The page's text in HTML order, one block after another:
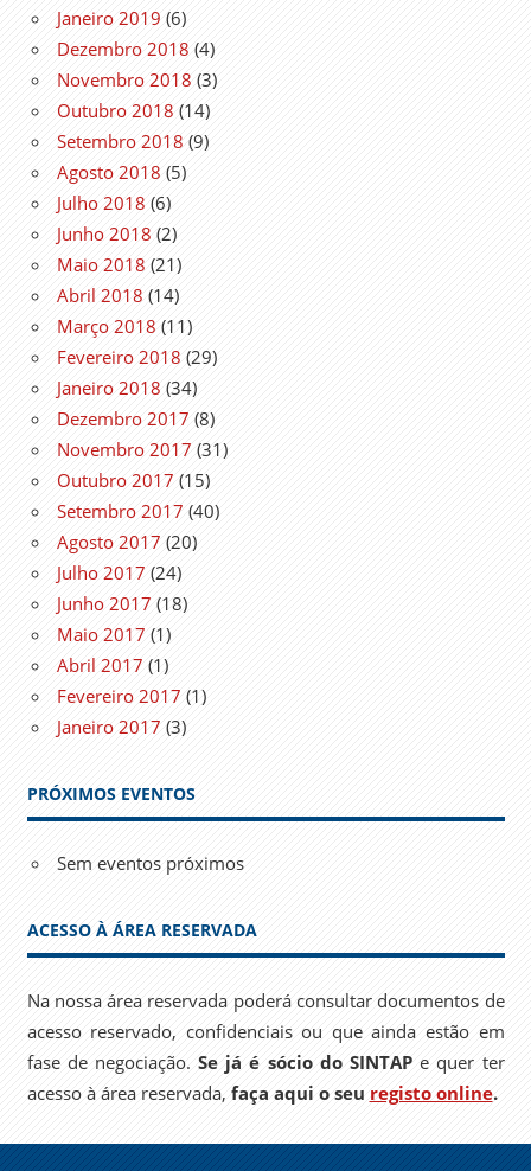
Janeiro 2019 (6)
Dezembro 2018 (4)
Novembro 2018 (3)
Outubro 2018 (14)
Setembro 2018 (9)
Agosto 2018 (5)
Julho 2018 (6)
Junho 2018 (2)
Maio 2018 (21)
Abril 2018 (14)
Março 2018 (11)
Fevereiro 2018 (29)
Janeiro 2018 (34)
Dezembro 2017 (8)
Novembro 2017 (31)
Outubro 2017 (15)
Setembro 2017 (40)
Agosto 2017 (20)
Julho 2017 (24)
Junho 2017 (18)
Maio 2017 (1)
Abril 2017 (1)
Fevereiro 2017 (1)
Janeiro 2017 (3)
PRÓXIMOS EVENTOS
Sem eventos próximos
ACESSO À ÁREA RESERVADA
Na nossa área reservada poderá consultar documentos de
acesso reservado, confidenciais ou que ainda estão em
fase de negociação.Se já é sócio do SINTAPe quer ter
acesso à área reservada, faça aqui o seu registo online.